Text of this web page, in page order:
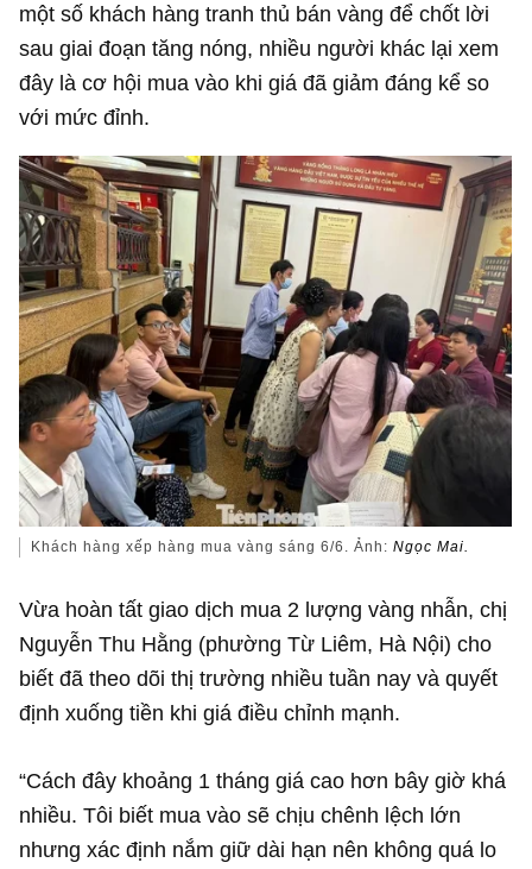
một số khách hàng tranh thủ bán vàng để chốt lời
sau giai đoạn tăng nóng, nhiều người khác lại xem
đây là cơ hội mua vào khi giá đã giảm đáng kể so
với mức đỉnh.
Khách hàng xếp hàng mua vàng sáng 6/6. Ảnh:Ngọc Mai.
Vừa hoàn tất giao dịch mua 2 lượng vàng nhẫn, chị
Nguyễn Thu Hằng (phường Từ Liêm, Hà Nội) cho
biết đã theo dõi thị trường nhiều tuần nay và quyết
định xuống tiền khi giá điều chỉnh mạnh.
“Cách đây khoảng 1 tháng giá cao hơn bây giờ khá
nhiều. Tôi biết mua vào sẽ chịu chênh lệch lớn
nhưng xác định nắm giữ dài hạn nên không quá lo